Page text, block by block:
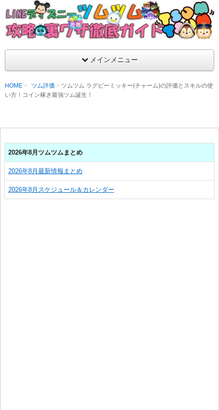
LINEディズニー ツムツム攻略・裏ワザ徹底
支持率No1！痒いところに手が届くツムツム攻略サイト！新ツ
ラ評価も丁寧に解説！ツムツムを120％楽しめるサイトを目指し
メインメニュー
HOME ツム評価
ツムツム ラグビーミッキー(チャーム)の評価とスキルの使
い方！コイン稼ぎ最強ツム誕生！
2026年8月ツムツムまとめ
2026年8月最新情報まとめ
2026年8月スケジュール＆カレンダー